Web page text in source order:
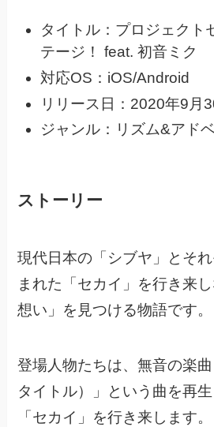
タイトル：プロジェクト
テージ！ feat. 初音ミク
対応OS：iOS/Android
リリース日：2020年9月
ジャンル：リズム&アド
ストーリー
現代日本の「シブヤ」とそ
まれた「セカイ」を行き来し
想い」を見つける物語です。
登場人物たちは、無音の楽
タイトル）」という曲を再
「セカイ」を行き来します。